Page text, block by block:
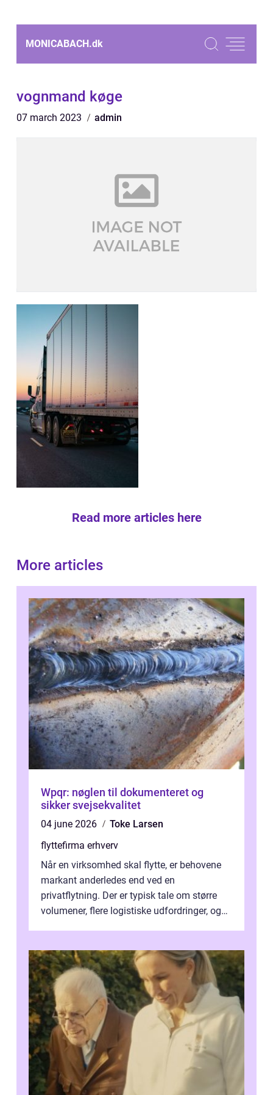
MONICABACH.dk
vognmand køge
07 march 2023 admin
Read more articles here
More articles
Wpqr: nøglen til dokumenteret og
sikker svejsekvalitet
04 june 2026
Toke Larsen
flyttefirma erhverv
Når en virksomhed skal flytte, er behovene
markant anderledes end ved en
privatflytning. Der er typisk tale om større
volumener, flere logistiske udfordringer, og